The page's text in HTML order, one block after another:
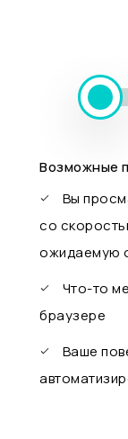
Возможные
Вы
со
ожидаемую
Что-то
браузере
Ваше